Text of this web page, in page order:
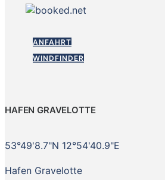
ANFAHRT
WINDFINDER
HAFEN GRAVELOTTE
53°49'8.7"N 12°54'40.9"E
Hafen Gravelotte